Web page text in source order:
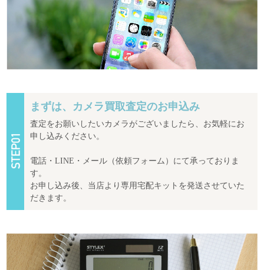
まずは、カメラ買取査定のお申込み
査定をお願いしたいカメラがございましたら、お気軽にお
申し込みください。
電話・LINE・メール（依頼フォーム）にて承っておりま
す。
お申し込み後、当店より専用宅配キットを発送させていた
だきます。